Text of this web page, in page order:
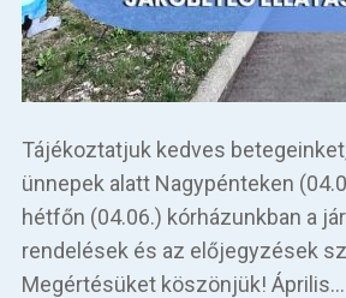
Tájékoztatjuk kedves
ünnepek alatt Nagypénteken
hétfőn (04.06.) kórházunkban a
rendelések és az előjegyzések
Megértésüket köszönjük! Április…